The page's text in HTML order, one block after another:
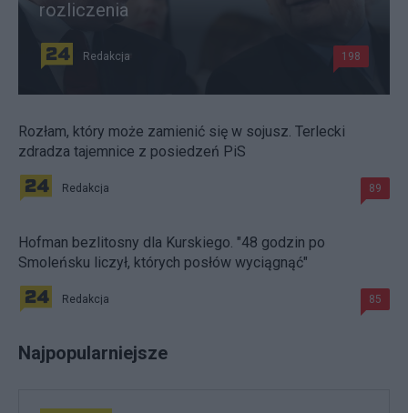
rozliczenia
Redakcja 198
Rozłam, który może zamienić się w sojusz. Terlecki
zdradza tajemnice z posiedzeń PiS
Redakcja 89
Hofman bezlitosny dla Kurskiego. "48 godzin po
Smoleńsku liczył, których posłów wyciągnąć"
Redakcja 85
Najpopularniejsze